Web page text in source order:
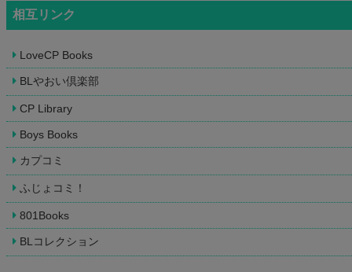
相互リンク
LoveCP Books
BLやおい倶楽部
CP Library
Boys Books
カプコミ
ふじょコミ！
801Books
BLコレクション